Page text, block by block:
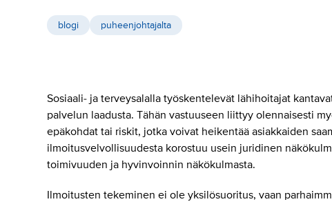
blogi puheenjohtajalta
Sosiaali- ja terveysalalla työskentelevät lähihoitajat
palvelun laadusta. Tähän vastuuseen liittyy olennaisesti
epäkohdat tai riskit, jotka voivat heikentää asiakkaiden
ilmoitusvelvollisuudesta korostuu usein juridinen
toimivuuden ja hyvinvoinnin näkökulmasta.
Ilmoitusten tekeminen ei ole yksilösuoritus, vaan